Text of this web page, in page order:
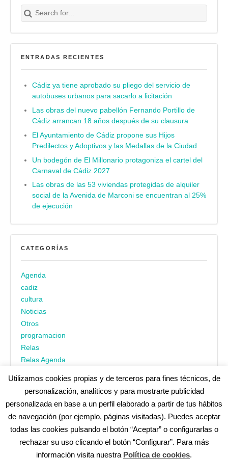
Search for:
Buscar
ENTRADAS RECIENTES
Cádiz ya tiene aprobado su pliego del servicio de
autobuses urbanos para sacarlo a licitación
Las obras del nuevo pabellón Fernando Portillo de
Cádiz arrancan 18 años después de su clausura
El Ayuntamiento de Cádiz propone sus Hijos
Predilectos y Adoptivos y las Medallas de la Ciudad
Un bodegón de El Millonario protagoniza el cartel del
Carnaval de Cádiz 2027
Las obras de las 53 viviendas protegidas de alquiler
social de la Avenida de Marconi se encuentran al 25%
de ejecución
CATEGORÍAS
Agenda
cadiz
cultura
Noticias
Otros
programacion
Relas
Relas Agenda
¿No encuentras alguna cosa? Echa un vistazo encadiz.es|
Aviso legal| Política de privacidad|Accesibilidad| Política de
Utilizamos cookies propias y de terceros para fines técnicos, de
personalización, analíticos y para mostrarte publicidad
personalizada en base a un perfil elaborado a partir de tus hábitos
de navegación (por ejemplo, páginas visitadas). Puedes aceptar
todas las cookies pulsando el botón “Aceptar” o configurarlas o
rechazar su uso clicando el botón “Configurar”. Para más
información visita nuestra Política de cookies.